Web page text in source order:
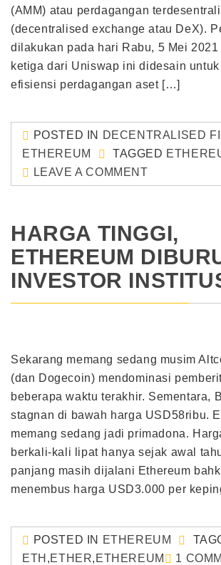
(AMM) atau perdagangan
(decentralised exchange atau DeX).
dilakukan pada hari Rabu, 5 Mei
ketiga dari Uniswap ini didesain
efisiensi perdagangan aset […]
POSTED IN DECENTRALISED
ETHEREUM
TAGGED
LEAVE A COMMENT
HARGA TINGGI,
ETHEREUM
INVESTOR
Sekarang memang sedang musim
(dan Dogecoin) mendominasi
beberapa waktu terakhir. Sementara,
stagnan di bawah harga USD58ribu.
memang sedang jadi primadona.
berkali-kali lipat hanya sejak awal
panjang masih dijalani Ethereum
menembus harga USD3.000 per
POSTED IN ETHEREUM
ETH ,ETHER, ETHEREUM 1